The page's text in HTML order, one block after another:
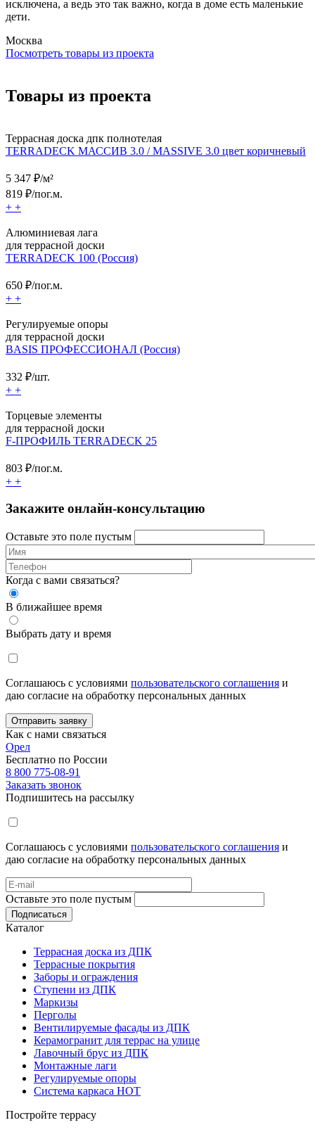
исключена, а ведь это так важно, когда в доме есть маленькие
дети.
Москва
Посмотреть товары из проекта
Товары из проекта
Террасная доска дпк полнотелая
TERRADECK МАССИВ 3.0 / MASSIVE 3.0 цвет коричневый
5 347 ₽/м²
819 ₽/пог.м.
+ +
Алюминиевая лага
для террасной доски
TERRADECK 100 (Россия)
650 ₽/пог.м.
+ +
Регулируемые опоры
для террасной доски
BASIS ПРОФЕССИОНАЛ (Россия)
332 ₽/шт.
+ +
Торцевые элементы
для террасной доски
F-ПРОФИЛЬ TERRADECK 25
803 ₽/пог.м.
+ +
Закажите онлайн-консультацию
Оставьте это поле пустым
Когда с вами связаться?
В ближайшее время
Выбрать дату и время
Соглашаюсь с условиями пользовательского соглашения и
даю согласие на обработку персональных данных
Отправить заявку
Как с нами связаться
Орел
Бесплатно по России
8 800 775-08-91
Заказать звонок
Подпишитесь на рассылку
Соглашаюсь с условиями пользовательского соглашения и
даю согласие на обработку персональных данных
Оставьте это поле пустым
Подписаться
Каталог
Террасная доска из ДПК
Террасные покрытия
Заборы и ограждения
Ступени из ДПК
Маркизы
Перголы
Вентилируемые фасады из ДПК
Керамогранит для террас на улице
Лавочный брус из ДПК
Монтажные лаги
Регулируемые опоры
Система каркаса НОТ
Постройте террасу